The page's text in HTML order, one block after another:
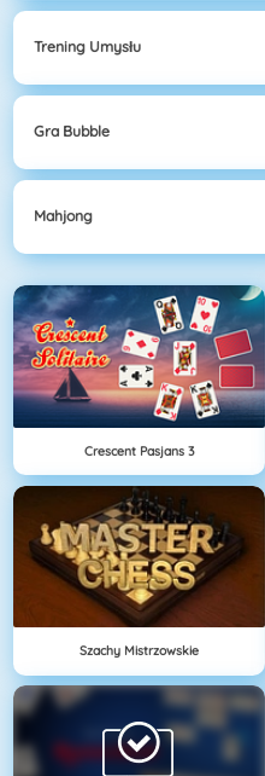
Trening Umysłu
Gra Bubble
Mahjong
Crescent Pasjans 3
Szachy Mistrzowskie